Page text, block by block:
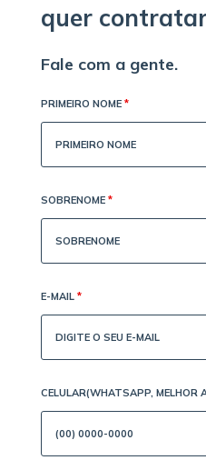
quer
Fale com a gente.
PRIMEIRO NOME *
SOBRENOME *
E-MAIL *
CELULAR(WHATSAPP, MELHOR